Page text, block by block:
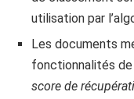
utilisation par
Les documents
fonctionnalités
score de